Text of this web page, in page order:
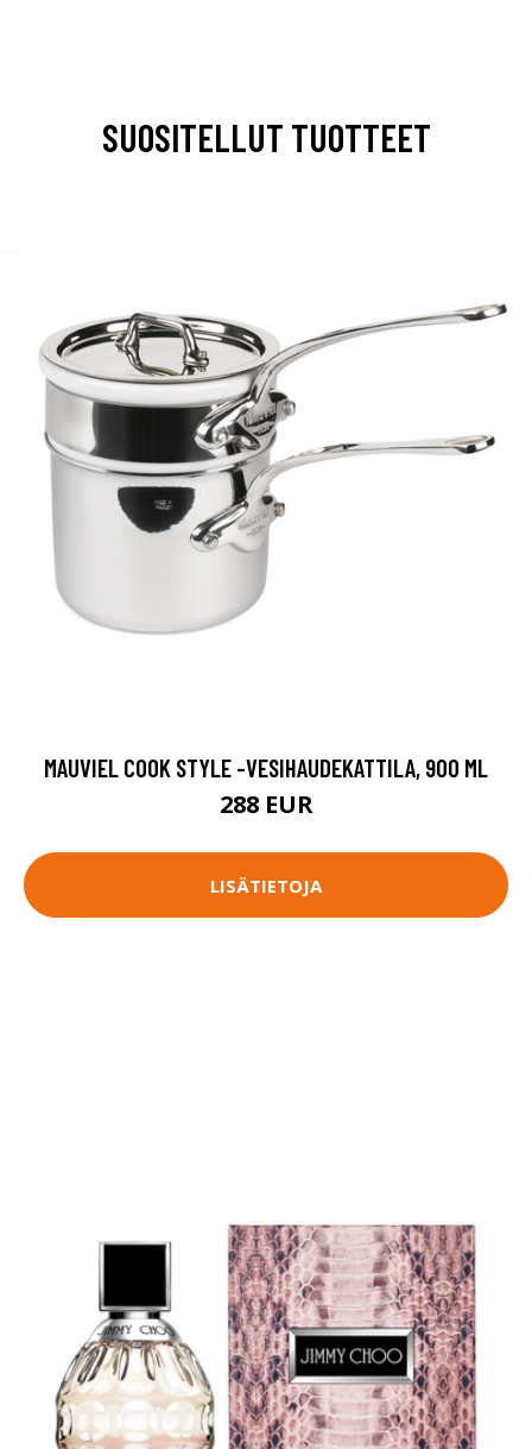
SUOSITELLUT TUOTTEET
MAUVIEL COOK STYLE -VESIHAUDEKATTILA, 900 ML
288 EUR
LISÄTIETOJA